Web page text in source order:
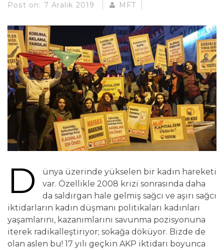
Post on: 7 Aralık 2019 MFT
D
ünya üzerinde yükselen bir kadın hareketi
var. Özellikle 2008 krizi sonrasında daha
da saldırgan hale gelmiş sağcı ve aşırı sağcı
iktidarların kadın düşmanı politikaları kadınları
yaşamlarını, kazanımlarını savunma pozisyonuna
iterek radikalleştiriyor; sokağa döküyor. Bizde de
olan aslen bu! 17 yılı geçkin AKP iktidarı boyunca